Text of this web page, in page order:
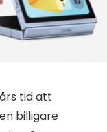
tid att
billigare